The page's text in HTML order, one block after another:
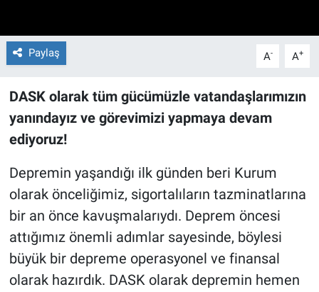
Paylaş A- A+
DASK olarak tüm gücümüzle vatandaşlarımızın
yanındayız ve görevimizi yapmaya devam
ediyoruz!
Depremin yaşandığı ilk günden beri Kurum
olarak önceliğimiz, sigortalıların tazminatlarına
bir an önce kavuşmalarıydı. Deprem öncesi
attığımız önemli adımlar sayesinde, böylesi
büyük bir depreme operasyonel ve finansal
olarak hazırdık. DASK olarak depremin hemen